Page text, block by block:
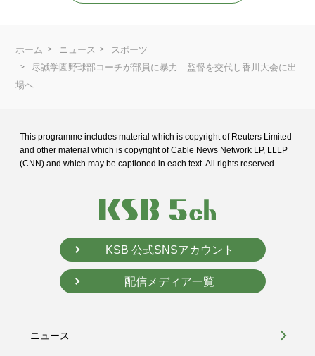
ホーム ニュース
スポーツ
尽誠学園野球部コーチが部員に暴力 監督を交代し香川大会に出
場へ
This programme includes material which is copyright of Reuters Limited
and other material which is copyright of Cable News Network LP, LLLP
(CNN) and which may be captioned in each text. All rights reserved.
KSB 公式SNSアカウント
配信メディア一覧
ニュース